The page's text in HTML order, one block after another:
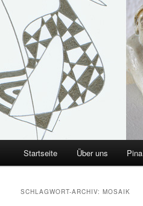
Startseite Über uns Pina
SCHLAGWORT-ARCHIV: MOSAIK